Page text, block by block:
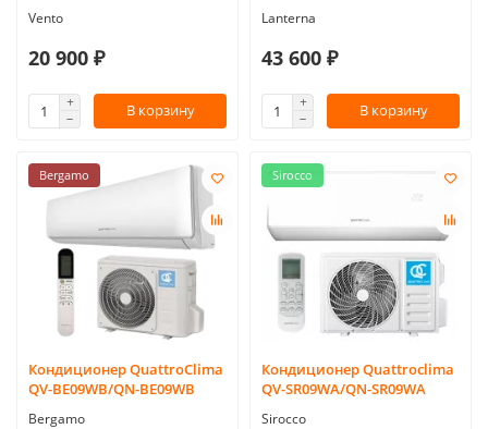
Vento
20 900 ₽
В корзину
Lanterna
43 600 ₽
В корзину
Bergamo
Кондиционер QuattroClima
QV-BE09WB/QN-BE09WB
Bergamo
Sirocco
Кондиционер Quattroclima
QV-SR09WA/QN-SR09WA
Sirocco